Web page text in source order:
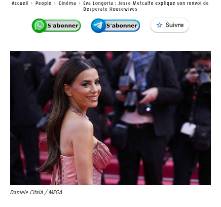
Accueil People Cinéma
Eva Longoria : Jesse Metcalfe explique son renvoi de
Desperate Housewives
Daniele Cifalà / MEGA